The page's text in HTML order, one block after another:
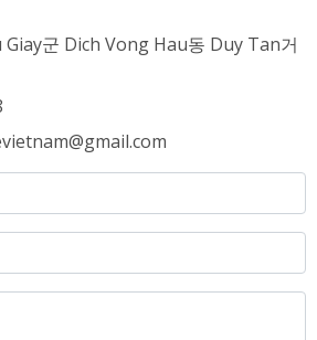
Giay군 Dich Vong Hau동 Duy Tan거